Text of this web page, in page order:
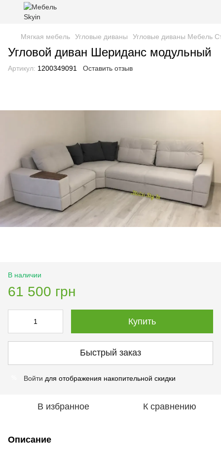
Мягкая мебель Угловые диваны Угловые диваны Мебель
Угловой диван Шериданс модульный
Артикул: 1200349091 Оставить отзыв
В наличии
61 500 грн
Купить
Быстрый заказ
Войти для отображения накопительной скидки
В избранное К сравнению
Описание